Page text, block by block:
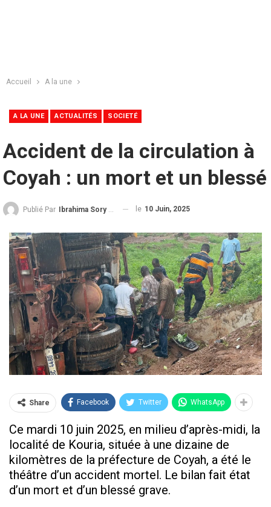
Accueil A la une
A LA UNE ACTUALITÉS SOCIETÉ
Accident de la circulation à
Coyah : un mort et un blessé
Publié Par Ibrahima Sory Diallo le 10 Juin, 2025
Share Facebook Twitter WhatsApp
Ce mardi 10 juin 2025, en milieu d’après-midi, la
localité de Kouria, située à une dizaine de
kilomètres de la préfecture de Coyah, a été le
théâtre d’un accident mortel. Le bilan fait état
d’un mort et d’un blessé grave.